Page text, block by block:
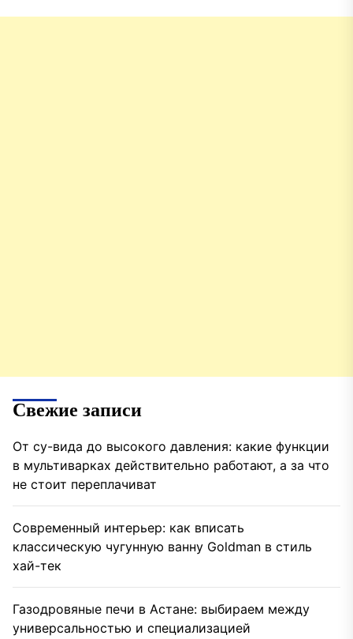
Свежие записи
От су-вида до высокого давления: какие функции
в мультиварках действительно работают, а за что
не стоит переплачиват
Современный интерьер: как вписать
классическую чугунную ванну Goldman в стиль
хай-тек
Газодровяные печи в Астане: выбираем между
универсальностью и специализацией